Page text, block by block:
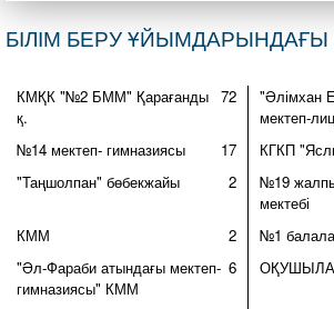
БІЛІМ БЕРУ ҰЙЫМДАРЫНДАҒЫ
КМҚК "№2 БММ" Қарағанды
қ.
72
"Әлімхан
мектеп-
№14 мектеп- гимназиясы 17 КГКП
"Таңшолпан" бөбекжайы
2
№19 жалпы
мектебі
КММ 2 №1
"Әл-Фараби атындағы мектеп-
гимназиясы" КММ
6